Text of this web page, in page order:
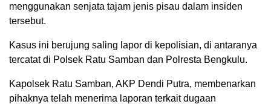
menggunakan senjata tajam jenis pisau dalam insiden
tersebut.
Kasus ini berujung saling lapor di kepolisian, di antaranya
tercatat di Polsek Ratu Samban dan Polresta Bengkulu.
Kapolsek Ratu Samban, AKP Dendi Putra, membenarkan
pihaknya telah menerima laporan terkait dugaan